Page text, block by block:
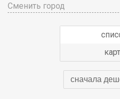
Сменить город
сначала